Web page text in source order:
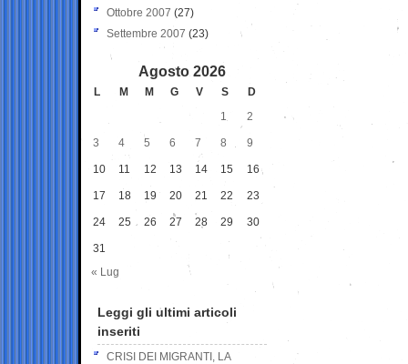
Ottobre 2007 (27)
Settembre 2007 (23)
Agosto 2026
L M M G V S
D
1
2
3 4 5 6 7 8 9
10 11 12 13 14 15 16
17 18 19 20 21 22 23
24 25 26 27 28 29 30
31
« Lug
Leggi gli ultimi articoli
inseriti
CRISI DEI MIGRANTI, LA